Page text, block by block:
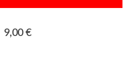
9,00 €